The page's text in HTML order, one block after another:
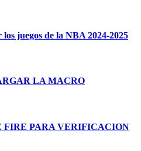
juegos de la NBA 2024-2025
LA MACRO
FIRE PARA VERIFICACION